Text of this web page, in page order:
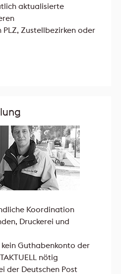
aktualisierte
Zustellbezirken oder
Koordination
Druckerei und
kein Guthabenkonto der
nötig
der Deutschen Post